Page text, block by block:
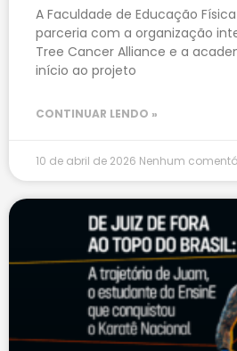
A Faculdade de Educação
parceria com a organização
Tree Cancer Alliance e a
início ao projeto
CONTINUAR LENDO »
10 de abril de 2026 Nenhum